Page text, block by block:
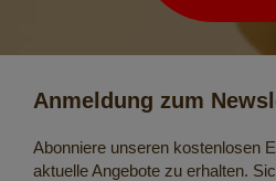
Anmeldung zum
Abonniere unseren kostenlosen
aktuelle Angebote zu erhalten.